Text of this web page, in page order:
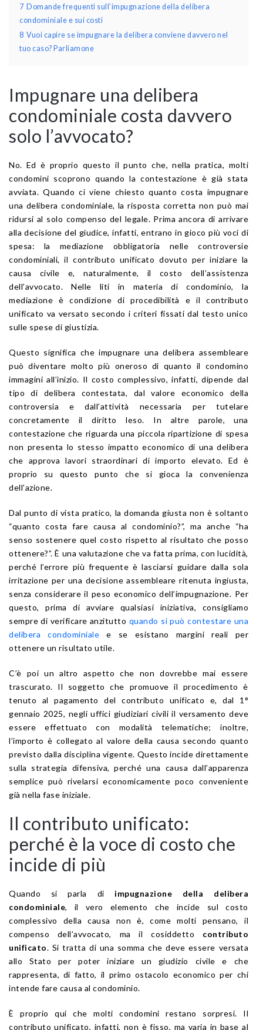
7 Domande frequenti sull’impugnazione della delibera
condominiale e sui costi
8 Vuoi capire se impugnare la delibera conviene davvero nel
tuo caso? Parliamone
Impugnare una delibera
condominiale costa davvero
solo l’avvocato?
No. Ed è proprio questo il punto che, nella pratica, molti
condomini scoprono quando la contestazione è già stata
avviata. Quando ci viene chiesto quanto costa impugnare
una delibera condominiale, la risposta corretta non può mai
ridursi al solo compenso del legale. Prima ancora di arrivare
alla decisione del giudice, infatti, entrano in gioco più voci di
spesa: la mediazione obbligatoria nelle controversie
condominiali, il contributo unificato dovuto per iniziare la
causa civile e, naturalmente, il costo dell’assistenza
dell’avvocato. Nelle liti in materia di condominio, la
mediazione è condizione di procedibilità e il contributo
unificato va versato secondo i criteri fissati dal testo unico
sulle spese di giustizia.
Questo significa che impugnare una delibera assembleare
può diventare molto più oneroso di quanto il condomino
immagini all’inizio. Il costo complessivo, infatti, dipende dal
tipo di delibera contestata, dal valore economico della
controversia e dall’attività necessaria per tutelare
concretamente il diritto leso. In altre parole, una
contestazione che riguarda una piccola ripartizione di spesa
non presenta lo stesso impatto economico di una delibera
che approva lavori straordinari di importo elevato. Ed è
proprio su questo punto che si gioca la convenienza
dell’azione.
Dal punto di vista pratico, la domanda giusta non è soltanto
“quanto costa fare causa al condominio?”, ma anche “ha
senso sostenere quel costo rispetto al risultato che posso
ottenere?”. È una valutazione che va fatta prima, con lucidità,
perché l’errore più frequente è lasciarsi guidare dalla sola
irritazione per una decisione assembleare ritenuta ingiusta,
senza considerare il peso economico dell’impugnazione. Per
questo, prima di avviare qualsiasi iniziativa, consigliamo
sempre di verificare anzitutto quando si può contestare una
delibera condominiale e se esistano margini reali per
ottenere un risultato utile.
C’è poi un altro aspetto che non dovrebbe mai essere
trascurato. Il soggetto che promuove il procedimento è
tenuto al pagamento del contributo unificato e, dal 1°
gennaio 2025, negli uffici giudiziari civili il versamento deve
essere effettuato con modalità telematiche; inoltre,
l’importo è collegato al valore della causa secondo quanto
previsto dalla disciplina vigente. Questo incide direttamente
sulla strategia difensiva, perché una causa dall’apparenza
semplice può rivelarsi economicamente poco conveniente
già nella fase iniziale.
Il contributo unificato:
perché è la voce di costo che
incide di più
Quando si parla di impugnazione della delibera
condominiale, il vero elemento che incide sul costo
complessivo della causa non è, come molti pensano, il
compenso dell’avvocato, ma il cosiddetto contributo
unificato. Si tratta di una somma che deve essere versata
allo Stato per poter iniziare un giudizio civile e che
rappresenta, di fatto, il primo ostacolo economico per chi
intende fare causa al condominio.
È proprio qui che molti condomini restano sorpresi. Il
contributo unificato, infatti, non è fisso, ma varia in base al